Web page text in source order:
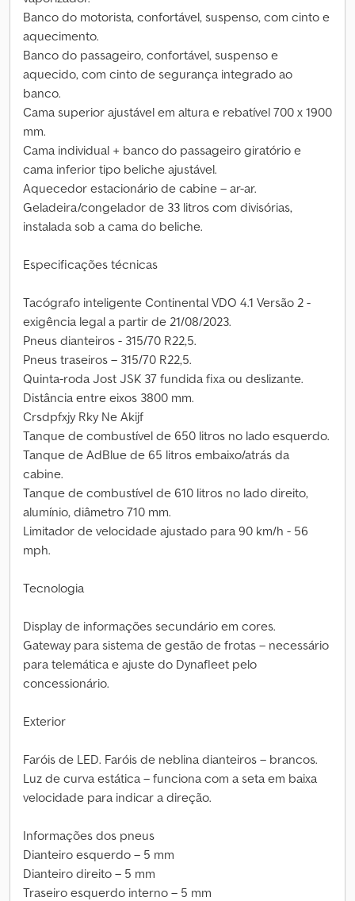
Banco do motorista, confortável, suspenso, com cinto e
aquecimento.
Banco do passageiro, confortável, suspenso e
aquecido, com cinto de segurança integrado ao
banco.
Cama superior ajustável em altura e rebatível 700 x 1900
mm.
Cama individual + banco do passageiro giratório e
cama inferior tipo beliche ajustável.
Aquecedor estacionário de cabine – ar-ar.
Geladeira/congelador de 33 litros com divisórias,
instalada sob a cama do beliche.
Especificações técnicas
Tacógrafo inteligente Continental VDO 4.1 Versão 2 -
exigência legal a partir de 21/08/2023.
Pneus dianteiros - 315/70 R22,5.
Pneus traseiros – 315/70 R22,5.
Quinta-roda Jost JSK 37 fundida fixa ou deslizante.
Distância entre eixos 3800 mm.
Crsdpfxjy Rky Ne Akijf
Tanque de combustível de 650 litros no lado esquerdo.
Tanque de AdBlue de 65 litros embaixo/atrás da
cabine.
Tanque de combustível de 610 litros no lado direito,
alumínio, diâmetro 710 mm.
Limitador de velocidade ajustado para 90 km/h - 56
mph.
Tecnologia
Display de informações secundário em cores.
Gateway para sistema de gestão de frotas – necessário
para telemática e ajuste do Dynafleet pelo
concessionário.
Exterior
Faróis de LED. Faróis de neblina dianteiros – brancos.
Luz de curva estática – funciona com a seta em baixa
velocidade para indicar a direção.
Informações dos pneus
Dianteiro esquerdo – 5 mm
Dianteiro direito – 5 mm
Traseiro esquerdo interno – 5 mm